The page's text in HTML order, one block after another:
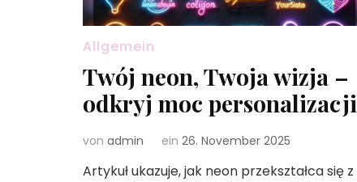
Allgemein
Twój neon, Twoja wizja –
odkryj moc personalizacji
von admin ein 26. November 2025
Artykuł ukazuje, jak neon przekształca się z